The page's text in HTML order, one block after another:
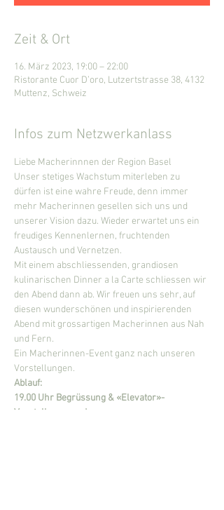
Zeit & Ort
16. März 2023, 19:00 – 22:00
Ristorante Cuor D’oro, Lutzertstrasse 38, 4132
Muttenz, Schweiz
Infos zum Netzwerkanlass
Liebe Macherinnnen der Region Basel
Unser stetiges Wachstum miterleben zu
dürfen ist eine wahre Freude, denn immer
mehr Macherinnen gesellen sich uns und
unserer Vision dazu. Wieder erwartet uns ein
freudiges Kennenlernen, fruchtenden
Austausch und Vernetzen.
Mit einem abschliessenden, grandiosen
kulinarischen Dinner a la Carte schliessen wir
den Abend dann ab. Wir freuen uns sehr, auf
diesen wunderschönen und inspirierenden
Abend mit grossartigen Macherinnen aus Nah
und Fern.
Ein Macherinnen-Event ganz nach unseren
Vorstellungen.
Ablauf:
19.00 Uhr Begrüssung & «Elevator»-
Vorstellungsrunde